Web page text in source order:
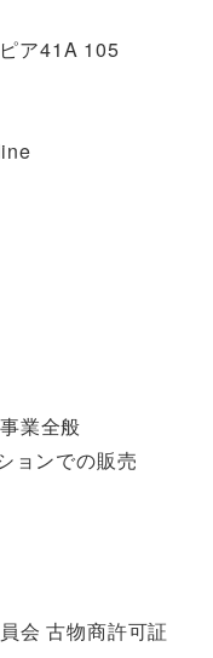
ア41A 105
業全般
ョンでの販売
会 古物商許可証